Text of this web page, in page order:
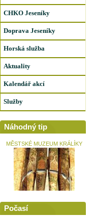
CHKO Jeseníky
Doprava Jeseníky
Horská služba
Aktuality
Kalendář akcí
Služby
Náhodný tip
MĚSTSKÉ MUZEUM KRÁLÍKY
Počasí